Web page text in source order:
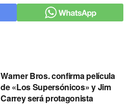
Warner Bros. confirma película
de «Los Supersónicos» y Jim
Carrey será protagonista